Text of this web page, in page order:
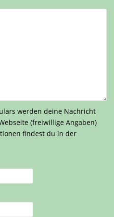
werden deine Nachricht
(freiwillige Angaben)
findest du in der